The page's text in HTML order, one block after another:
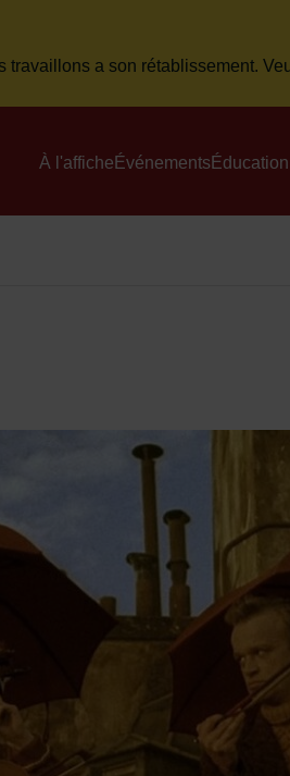
travaillons a son rétablissement.
À l'affiche Événements